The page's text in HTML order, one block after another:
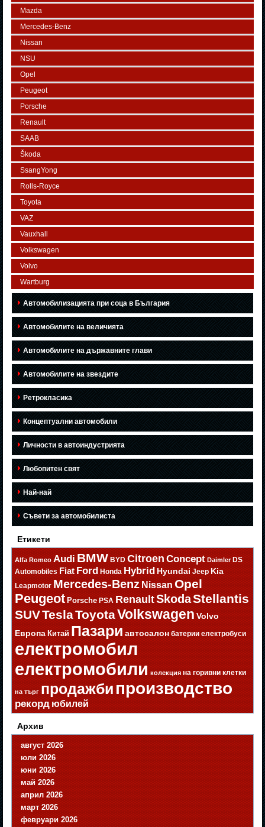
Mazda
Mercedes-Benz
Nissan
NSU
Opel
Peugeot
Porsche
Renault
SAAB
Škoda
SsangYong
Rolls-Royce
Toyota
VAZ
Vauxhall
Volkswagen
Volvo
Wartburg
Автомобилизацията при соца в България
Автомобилите на величията
Автомобилите на държавните глави
Автомобилите на звездите
Ретрокласика
Концептуални автомобили
Личности в автоиндустрията
Любопитен свят
Най-най
Съвети за автомобилиста
Етикети
Alfa Romeo Audi BMW BYD Citroen Concept Daimler DS
Automobiles Fiat Ford Honda Hybrid Hyundai Jeep Kia
Leapmotor Mercedes-Benz Nissan Opel
Peugeot Porsche PSA RenaultSkodaStellantis
SUVTeslaToyotaVolkswagen Volvo
Европа Китай Пазари автосалон батерии електробуси
електромобил
електромобили колекция на горивни клетки
на търг продажбипроизводство
рекорд юбилей
Архив
август 2026
юли 2026
юни 2026
май 2026
април 2026
март 2026
февруари 2026